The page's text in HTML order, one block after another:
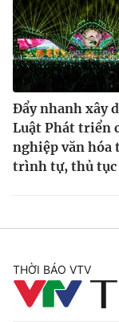
Đẩy nhanh xây
Luật Phát triển
nghiệp văn hóa
trình tự, thủ tục
THỜI BÁO VTV